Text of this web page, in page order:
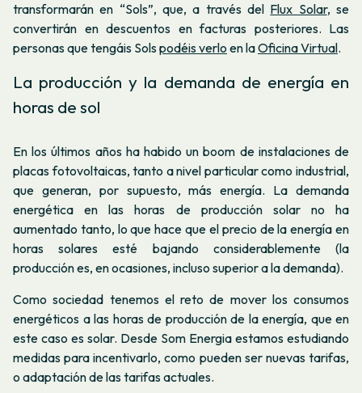
transformarán en “Sols”, que, a través del Flux Solar, se
convertirán en descuentos en facturas posteriores. Las
personas que tengáis Solspodéis verlo en laOficina Virtual.
La producción y la demanda de energía en
horas de sol
En los últimos años ha habido un boom de instalaciones de
placas fotovoltaicas, tanto a nivel particular como industrial,
que generan, por supuesto, más energía. La demanda
energética en las horas de producción solar no ha
aumentado tanto, lo que hace que el precio de la energía en
horas solares esté bajando considerablemente (la
producción es, en ocasiones, incluso superior a la demanda).
Como sociedad tenemos el reto de mover los consumos
energéticos a las horas de producción de la energía, que en
este caso es solar. Desde Som Energia estamos estudiando
medidas para incentivarlo, como pueden ser nuevas tarifas,
o adaptación de las tarifas actuales.